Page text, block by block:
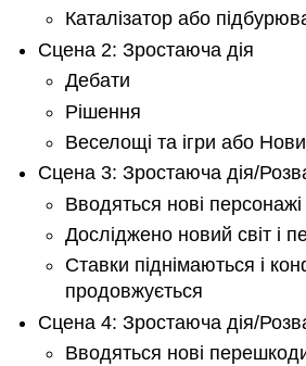
Каталізатор або
Сцена 2: Зростаюча дія
Дебати
Рішення
Веселощі та ігри або
Сцена 3: Зростаюча дія/
Вводяться нові персонажі
Досліджено новий світ і
Ставки піднімаються і
продовжується
Сцена 4: Зростаюча дія/
Вводяться нові